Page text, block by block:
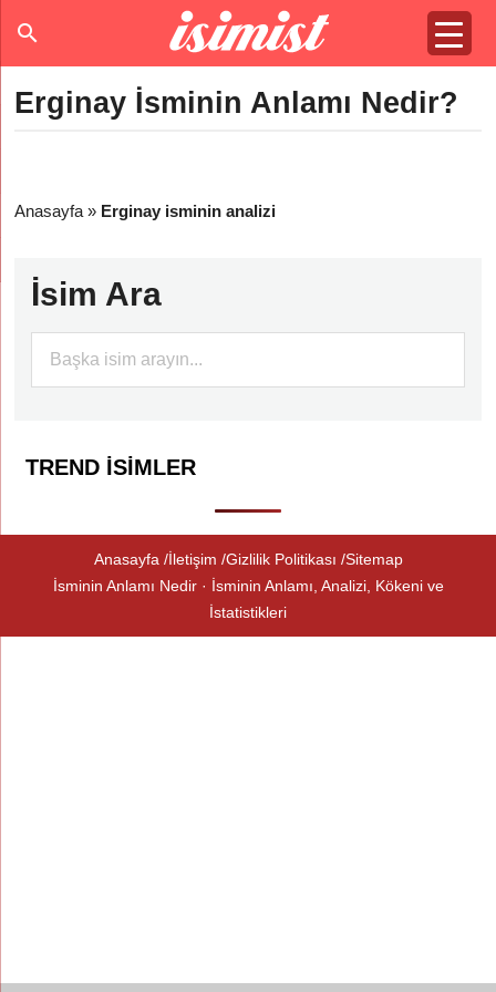
Erginay İsminin Anlamı Nedir?
Anasayfa » Erginay isminin analizi
İsim Ara
TREND İSIMLER
Anasayfa İletişim Gizlilik Politikası Sitemap
İsminin Anlamı Nedir · İsminin Anlamı, Analizi, Kökeni ve
İstatistikleri